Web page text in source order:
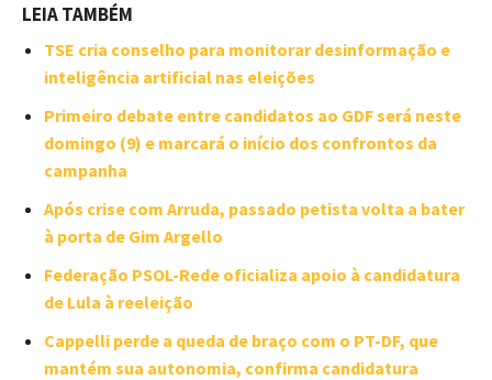
LEIA TAMBÉM
TSE cria conselho para monitorar desinformação e
inteligência artificial nas eleições
Primeiro debate entre candidatos ao GDF será neste
domingo (9) e marcará o início dos confrontos da
campanha
Após crise com Arruda, passado petista volta a bater
à porta de Gim Argello
Federação PSOL-Rede oficializa apoio à candidatura
de Lula à reeleição
Cappelli perde a queda de braço com o PT-DF, que
mantém sua autonomia, confirma candidatura